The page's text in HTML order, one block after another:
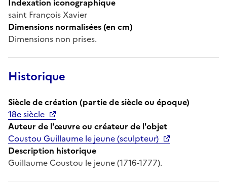
saint François Xavier
Dimensions normalisées (en cm)
Dimensions non prises.
Historique
Siècle de création (partie de siècle ou époque)
18e siècle
Auteur de l'œuvre ou créateur de l'objet
Coustou Guillaume le jeune (sculpteur)
Description historique
Guillaume Coustou le jeune (1716-1777).